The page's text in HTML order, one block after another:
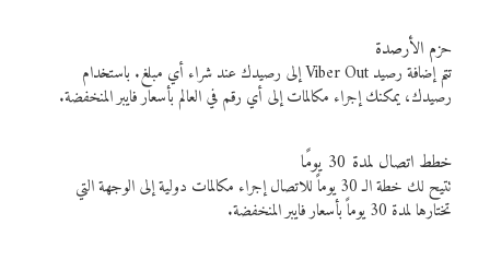
حزم الأرصدة
تتم إضافة رصيد Viber Out إلى رصيدك عند شراء أي مبلغ. باستخدام
رصيدك، يمكنك إجراء مكالمات إلى أي رقم في العالم بأسعار فايبر المنخفضة.
خطط اتصال لمدة 30 يومًا
تتيح لك خطة الـ 30 يوماً للاتصال إجراء مكالمات دولية إلى الوجهة التي
تختارها لمدة 30 يوماً بأسعار فايبر المنخفضة.